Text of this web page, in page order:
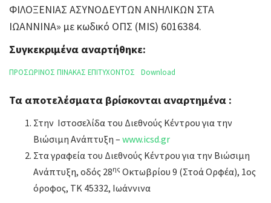
ΦΙΛΟΞΕΝΙΑΣ ΑΣΥΝΟΔΕΥΤΩΝ ΑΝΗΛΙΚΩΝ ΣΤΑ
ΙΩΑΝΝΙΝΑ» με κωδικό ΟΠΣ (MIS) 6016384.
Συγκεκριμένα αναρτήθηκε:
ΠΡΟΣΩΡΙΝΟΣ ΠΙΝΑΚΑΣ ΕΠΙΤΥΧΟΝΤΟΣ Download
Τα αποτελέσματα βρίσκονται αναρτημένα :
Στην Ιστοσελίδα του Διεθνούς Κέντρου για την
Βιώσιμη Ανάπτυξη – www.icsd.gr
Στα γραφεία του Διεθνούς Κέντρου για την Βιώσιμη
Ανάπτυξη, οδός 28ης Οκτωβρίου 9 (Στοά Ορφέα), 1ος
όροφος, ΤΚ 45332, Ιωάννινα